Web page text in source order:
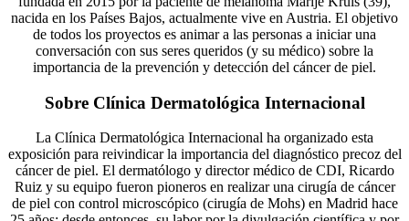
nacida en los Países Bajos, actualmente vive en Austria. El objetivo
de todos los proyectos es animar a las personas a iniciar una
conversación con sus seres queridos (y su médico) sobre la
importancia de la prevención y detección del cáncer de piel.
Sobre Clínica Dermatológica Internacional
La Clínica Dermatológica Internacional ha organizado esta
exposición para reivindicar la importancia del diagnóstico precoz del
cáncer de piel. El dermatólogo y director médico de CDI, Ricardo
Ruiz y su equipo fueron pioneros en realizar una cirugía de cáncer
de piel con control microscópico (cirugía de Mohs) en Madrid hace